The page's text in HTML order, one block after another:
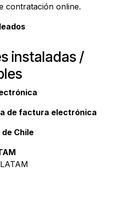
contratación online.
instaladas /
de factura electrónica
Chile